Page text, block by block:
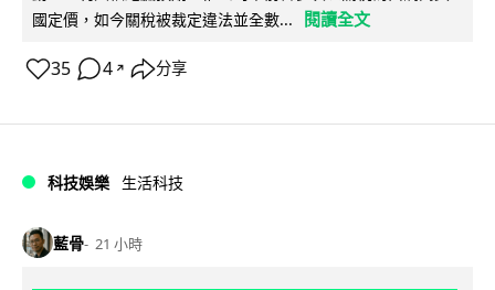
國定價，如今關稅被裁定違法並全數...
閱讀全文
35 4 ↗ 分享
科技娛樂 生活科技
藍骨 21 小時